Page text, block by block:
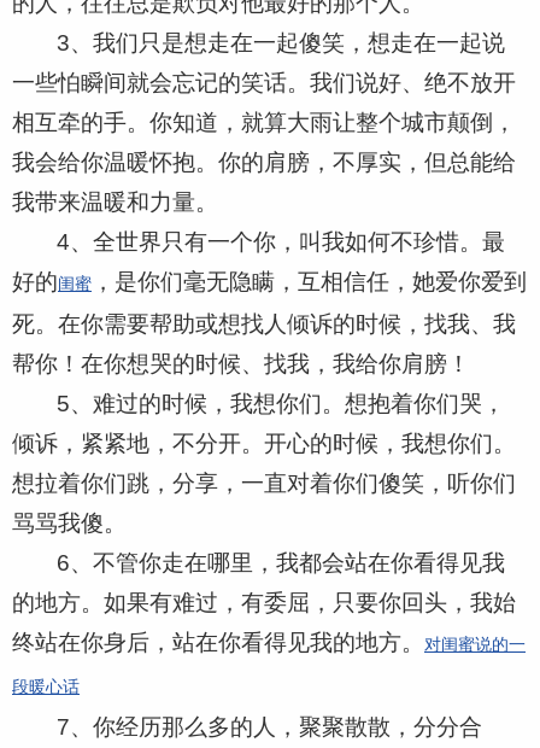
3、我们只是想走在一起傻笑，想走在一起说
一些怕瞬间就会忘记的笑话。我们说好、绝不放开
相互牵的手。你知道，就算大雨让整个城市颠倒，
我会给你温暖怀抱。你的肩膀，不厚实，但总能给
我带来温暖和力量。
4、全世界只有一个你，叫我如何不珍惜。最
好的闺蜜 ，是你们毫无隐瞒，互相信任，她爱你爱到
死。在你需要帮助或想找人倾诉的时候，找我、我
帮你！在你想哭的时候、找我，我给你肩膀！
5、难过的时候，我想你们。想抱着你们哭，
倾诉，紧紧地，不分开。开心的时候，我想你们。
想拉着你们跳，分享，一直对着你们傻笑，听你们
骂骂我傻。
6、不管你走在哪里，我都会站在你看得见我
的地方。如果有难过，有委屈，只要你回头，我始
终站在你身后，站在你看得见我的地方。
对闺蜜说的一
段暖心话
7、你经历那么多的人，聚聚散散，分分合